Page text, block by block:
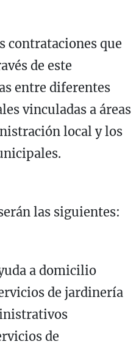
contrataciones que
de este
entre diferentes
vinculadas a áreas
local y los
las siguientes:
a domicilio
de jardinería
de